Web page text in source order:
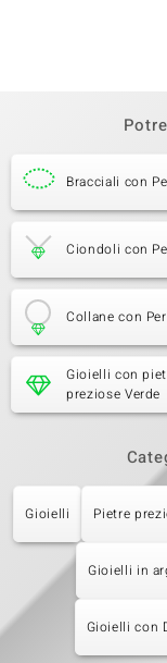
Bracciali con
Ciondoli con
Collane con
Gioielli con
preziose Verde
Gioielli Pietre
Gioielli in
Gioielli con